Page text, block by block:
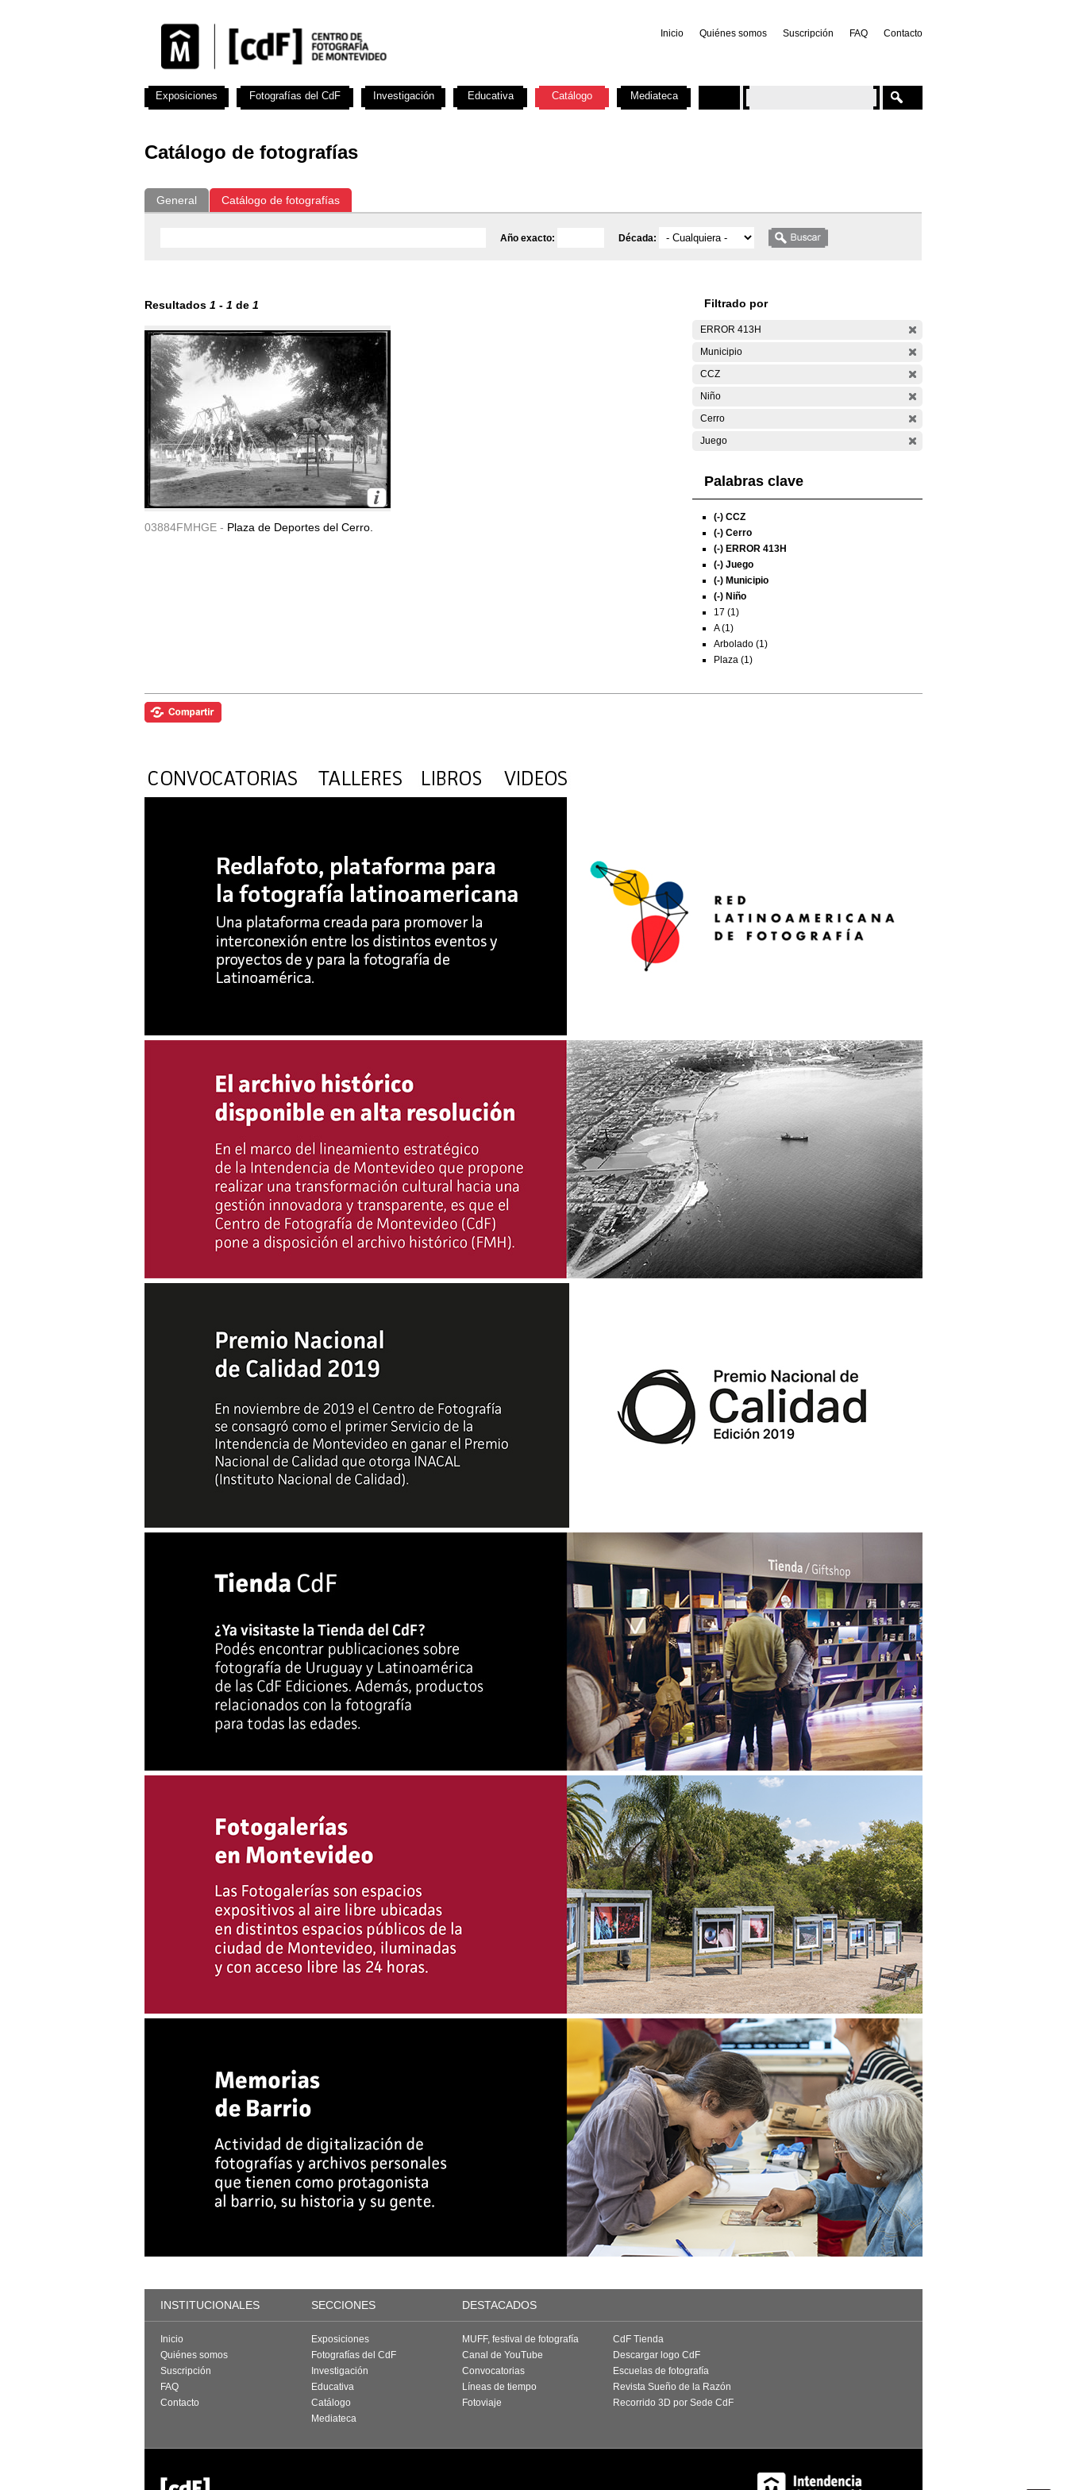
Inicio Quiénes somos Suscripción FAQ Contacto
Catálogo de fotografías
General Catálogo de fotografías
Año exacto: Década:
Resultados 1 - 1 de 1
03884FMHGE - Plaza de Deportes del Cerro.
Filtrado por
ERROR 413H
Municipio
CCZ
Niño
Cerro
Juego
Palabras clave
(-) CCZ
(-) Cerro
(-) ERROR 413H
(-) Juego
(-) Municipio
(-) Niño
17 (1)
A (1)
Arbolado (1)
Plaza (1)
Exposiciones Fotografías del CdF Investigación Educativa Catálogo Mediateca
INSTITUCIONALES SECCIONES DESTACADOS
Inicio
Quiénes somos
Suscripción
FAQ
Contacto
Exposiciones
Fotografías del CdF
Investigación
Educativa
Catálogo
Mediateca
MUFF, festival de fotografía
Canal de YouTube
Convocatorias
Líneas de tiempo
Fotoviaje
CdF Tienda
Descargar logo CdF
Escuelas de fotografía
Revista Sueño de la Razón
Recorrido 3D por Sede CdF